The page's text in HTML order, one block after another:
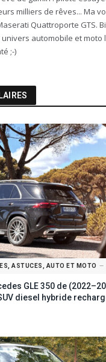
milliers de rêves... Ma
Quattroporte GTS.
automobile et moto
;-)
ASTUCES, AUTO ET MOTO
GLE 350 de
diesel hybride